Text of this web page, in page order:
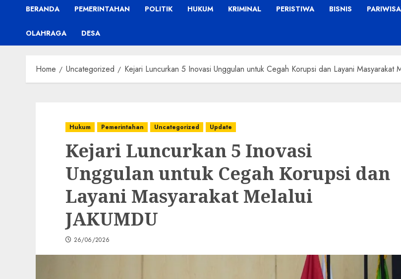
BERANDA PEMERINTAHAN POLITIK HUKUM KRIMINAL PERISTIWA BISNIS
OLAHRAGA DESA
Home Uncategorized Kejari Luncurkan 5 Inovasi Unggulan untuk Cegah Korupsi dan Layani Masyarakat
Hukum Pemerintahan Uncategorized Update
Kejari Luncurkan 5 Inovasi
Unggulan untuk Cegah Korupsi dan
Layani Masyarakat Melalui
JAKUMDU
26/06/2026